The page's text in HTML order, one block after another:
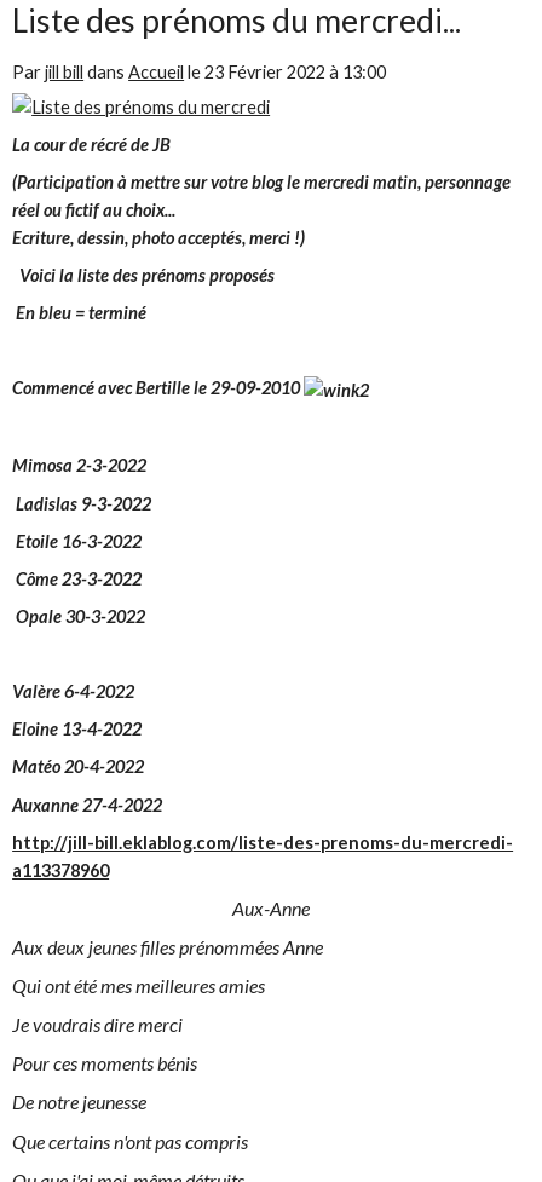
Liste des prénoms du mercredi...
Parjill bill dansAccueil le23 Février 2022 à 13:00
La cour de récré de JB
(Participation à mettre sur votre blog le mercredi matin, personnage
réel ou fictif au choix...
Ecriture, dessin, photo acceptés, merci !)
Voici la liste des prénoms proposés
En bleu = terminé
Commencé avecBertille le 29-09-2010
Mimosa 2-3-2022
Ladislas 9-3-2022
Etoile 16-3-2022
Côme 23-3-2022
Opale 30-3-2022
Valère 6-4-2022
Eloine 13-4-2022
Matéo 20-4-2022
Auxanne 27-4-2022
http://jill-bill.eklablog.com/liste-des-prenoms-du-mercredi-
a113378960
Aux-Anne
Aux deux jeunes filles prénommées Anne
Qui ont été mes meilleures amies
Je voudrais dire merci
Pour ces moments bénis
De notre jeunesse
Que certains n'ont pas compris